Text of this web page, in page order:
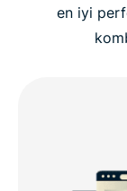
en iyi